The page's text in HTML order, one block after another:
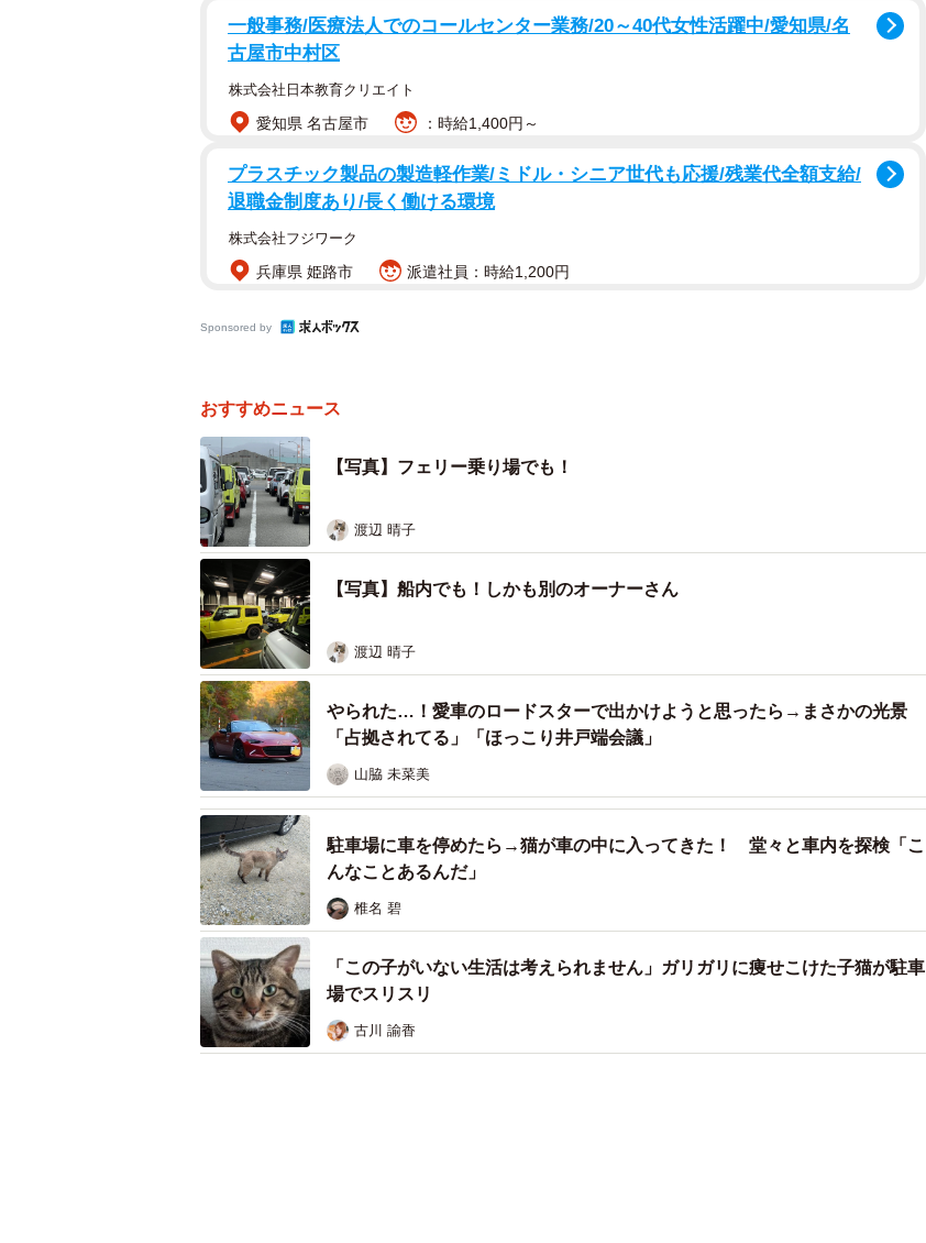
うコメントにも、多くの共感が集まりました。
くて可愛い！」「でも同じジムニーが駐車場に止まってたら、ついつい横に停めちゃうよね
w」など、ジムニーファンを中心に和やかなコメントが寄せられています。
フェリー乗り場でもジムニーと並んじゃった！（しかずきんさん提供）
“幸せの黄色いジムニー”再び翌日はフェリーで横並び＆縦並びに
ところが、この“偶然”は1日で終わりませんでした。しかずきんさんは翌日、徳島港の南海フ
ェリー乗り場でも、再び同じような状況に遭遇したといいます。
ドライブスルー方式の切符売り場で待っていた際、前方に同色のジムニーを発見。「少し嫌
な予感がした」と振り返ります。
「列も違うし数台離れてるので大丈夫やろと思ってたら、ドンピシャで真横になって驚きま
したw」
一般事務/医療法人でのコールセンター業務/20～40代女性活躍中/愛知県/名
古屋市中村区
株式会社日本教育クリエイト
愛知県 名古屋市 ：時給1,400円～
プラスチック製品の製造軽作業/ミドル・シニア世代も応援/残業代全額支給/
退職金制度あり/長く働ける環境
株式会社フジワーク
兵庫県 姫路市 派遣社員：時給1,200円
Sponsored by
おすすめニュース
【写真】フェリー乗り場でも！
渡辺 晴子
【写真】船内でも！しかも別のオーナーさん
渡辺 晴子
やられた…！愛車のロードスターで出かけようと思ったら→まさかの光景
「占拠されてる」「ほっこり井戸端会議」
山脇 未菜美
駐車場に車を停めたら→猫が車の中に入ってきた！ 堂々と車内を探検「こ
んなことあるんだ」
椎名 碧
「この子がいない生活は考えられません」ガリガリに痩せこけた子猫が駐車
場でスリスリ
古川 諭香